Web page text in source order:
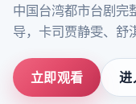
中国台湾都市台剧完
导，卡司贾静雯、舒
立即观看 进